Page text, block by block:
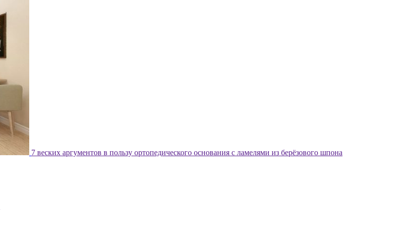
7 веских аргументов в пользу ортопедического основания с ламелями из берёзового шпона